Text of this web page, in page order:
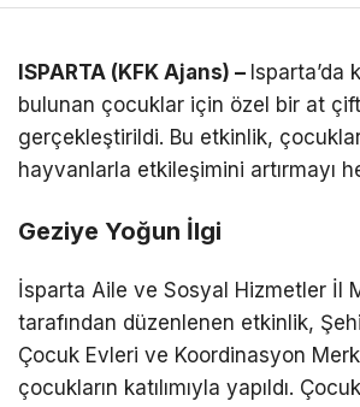
ISPARTA (KFK Ajans) – Isparta’da
bulunan çocuklar için özel bir at
gerçekleştirildi. Bu etkinlik,
hayvanlarla etkileşimini artırmayı
Geziye Yoğun İlgi
İsparta Aile ve Sosyal Hizmetler İl
tarafından düzenlenen etkinlik,
Çocuk Evleri ve Koordinasyon
çocukların katılımıyla yapıldı.